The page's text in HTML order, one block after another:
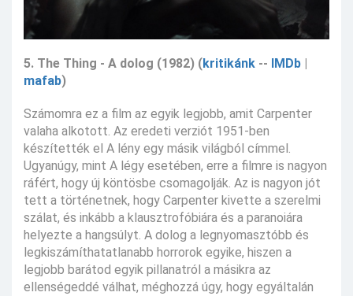
5. The Thing - A dolog (1982) (kritikánk -- IMDb |
mafab)
Számomra ez a film az egyik legjobb, amit Carpenter
valaha alkotott. Az eredeti verziót 1951-ben
készítették el A lény egy másik világból címmel.
Ugyanúgy, mint A légy esetében, erre a filmre is nagyon
ráfért, hogy új köntösbe csomagolják. Az is nagyon jót
tett a történetnek, hogy Carpenter kivette a szerelmi
szálat, és inkább a klausztrofóbiára és a paranoiára
helyezte a hangsúlyt. A dolog a legnyomasztóbb és
legkiszámíthatatlanabb horrorok egyike, hiszen a
legjobb barátod egyik pillanatról a másikra az
ellenségeddé válhat, méghozzá úgy, hogy egyáltalán